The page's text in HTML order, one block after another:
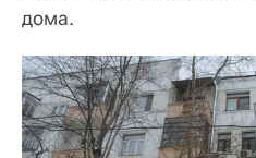
дома.